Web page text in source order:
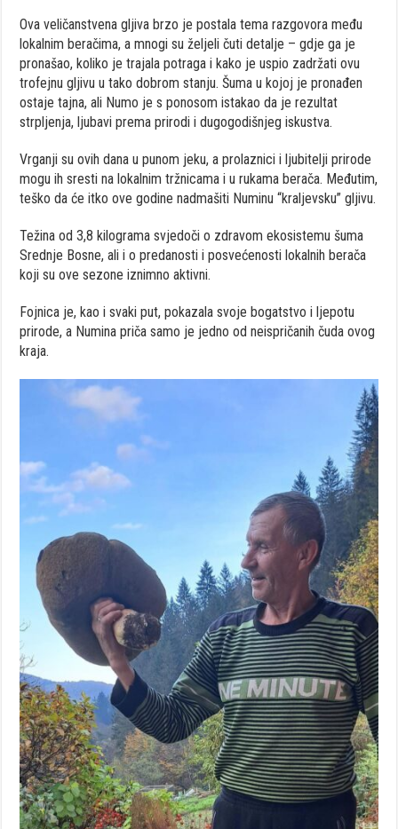
Ova veličanstvena gljiva brzo je postala tema razgovora među
lokalnim beračima, a mnogi su željeli čuti detalje – gdje ga je
pronašao, koliko je trajala potraga i kako je uspio zadržati ovu
trofejnu gljivu u tako dobrom stanju. Šuma u kojoj je pronađen
ostaje tajna, ali Numo je s ponosom istakao da je rezultat
strpljenja, ljubavi prema prirodi i dugogodišnjeg iskustva.
Vrganji su ovih dana u punom jeku, a prolaznici i ljubitelji prirode
mogu ih sresti na lokalnim tržnicama i u rukama berača. Međutim,
teško da će itko ove godine nadmašiti Numinu “kraljevsku” gljivu.
Težina od 3,8 kilograma svjedoči o zdravom ekosistemu šuma
Srednje Bosne, ali i o predanosti i posvećenosti lokalnih berača
koji su ove sezone iznimno aktivni.
Fojnica je, kao i svaki put, pokazala svoje bogatstvo i ljepotu
prirode, a Numina priča samo je jedno od neispričanih čuda ovog
kraja.